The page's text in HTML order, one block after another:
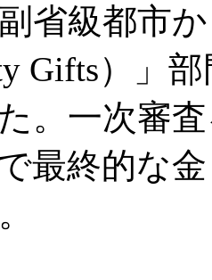
省級都市
Gifts）」
。一次審
最終的な